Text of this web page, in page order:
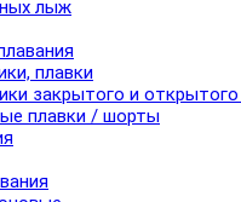
лыж
плавки
закрытого и
плавки / шорты